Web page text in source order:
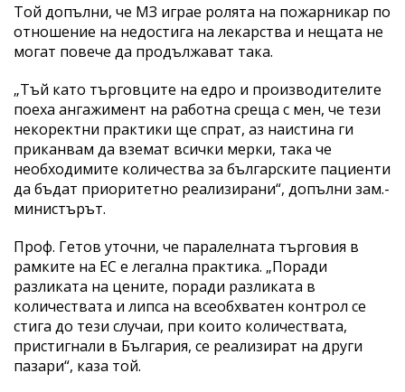
Той допълни, че МЗ играе ролята на пожарникар по
отношение на недостига на лекарства и нещата не
могат повече да продължават така.
„Тъй като търговците на едро и производителите
поеха ангажимент на работна среща с мен, че тези
некоректни практики ще спрат, аз наистина ги
приканвам да вземат всички мерки, така че
необходимите количества за българските пациенти
да бъдат приоритетно реализирани“, допълни зам.-
министърът.
Проф. Гетов уточни, че паралелната търговия в
рамките на ЕС е легална практика. „Поради
разликата на цените, поради разликата в
количествата и липса на всеобхватен контрол се
стига до тези случаи, при които количествата,
пристигнали в България, се реализират на други
пазари“, каза той.